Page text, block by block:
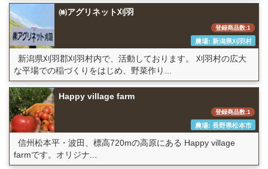
㈱アグリネット刈羽
登録商品数:1
農場: 新潟県刈羽村
新潟県刈羽郡刈羽村内で、活動しております。 刈羽村の広大
な平場での稲づくりをはじめ、野菜作り...
Happy village farm
登録商品数:1
農場: 長野県松本市
信州松本平・波田、標高720mの高原にある Happy village
farmです。オリジナ...